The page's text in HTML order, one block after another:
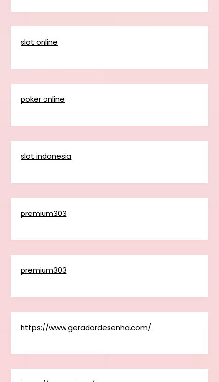
slot online
poker online
slot indonesia
premium303
premium303
https://www.geradordesenha.com/